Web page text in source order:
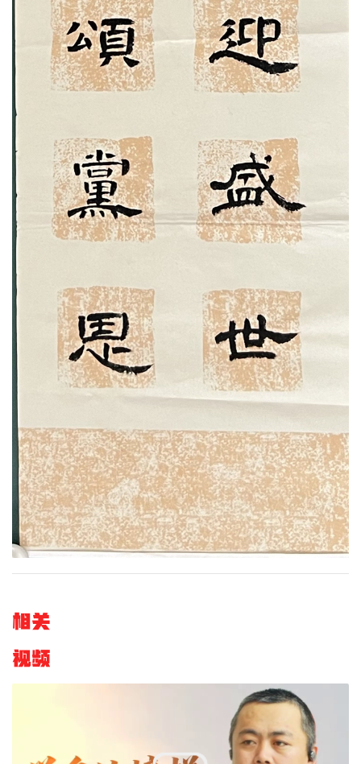
相关
视频